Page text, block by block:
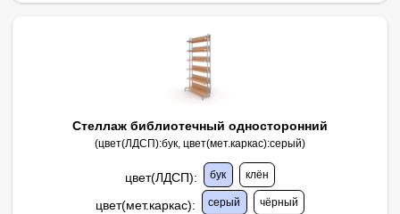
Стеллаж библиотечный односторонний
(цвет(ЛДСП):бук, цвет(мет.каркас):серый)
цвет(ЛДСП): бук клён
цвет(мет.каркас): серый чёрный